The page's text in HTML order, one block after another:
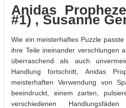
Anidas
#1) , Susanne
Wie ein meisterhaftes Puzzle passte
ihre Teile ineinander verschlungen
überraschend als auch
Handlung fortschritt, Anidas
meisterhaften Verwendung von
beeindruckt, einem zarten,
verschiedenen